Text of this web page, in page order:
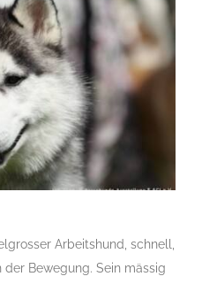
Arbeitshund, schnell,
Bewegung. Sein mässig